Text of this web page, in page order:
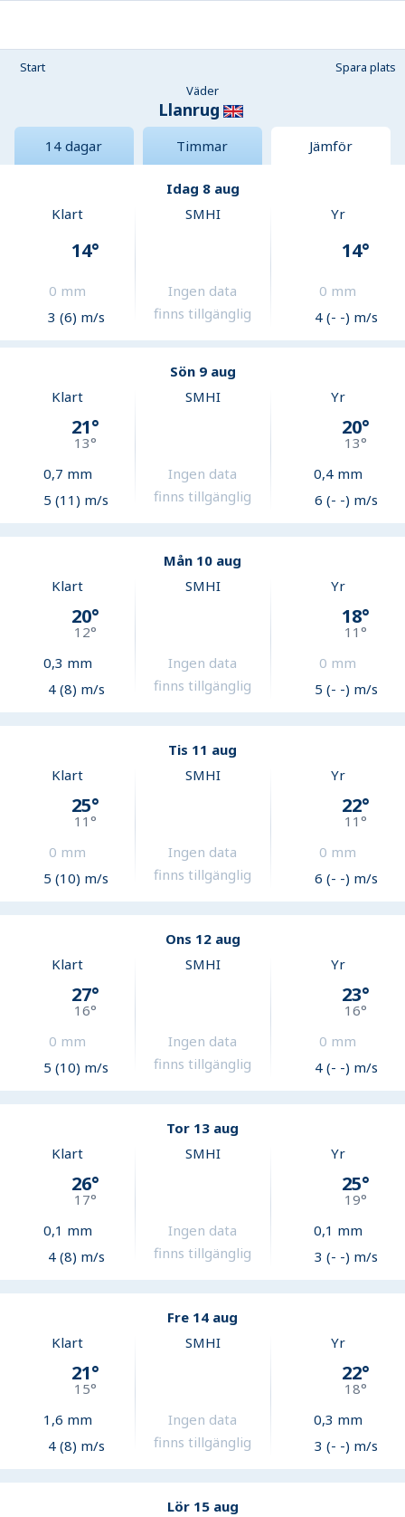
Start
Spara plats
Väder
Llanrug
14 dagar Timmar Jämför
Idag 8 aug
Klart
14°
0 mm
3 (6) m/s
SMHI
Ingen data
finns tillgänglig
Yr
14°
0 mm
4 (- -) m/s
Sön 9 aug
Klart
21°
13°
0,7 mm
5 (11) m/s
SMHI
Ingen data
finns tillgänglig
Yr
20°
13°
0,4mm
6 (- -) m/s
Mån 10 aug
Klart
20°
12°
0,3 mm
4 (8) m/s
SMHI
Ingen data
finns tillgänglig
Yr
18°
11°
0 mm
5 (- -) m/s
Tis 11 aug
Klart
25°
11°
0 mm
5 (10) m/s
SMHI
Ingen data
finns tillgänglig
Yr
22°
11°
0 mm
6 (- -) m/s
Ons 12 aug
Klart
27°
16°
0 mm
5 (10) m/s
SMHI
Ingen data
finns tillgänglig
Yr
23°
16°
0 mm
4 (- -) m/s
Tor 13 aug
Klart
26°
17°
0,1 mm
4 (8) m/s
SMHI
Ingen data
finns tillgänglig
Yr
25°
19°
0,1 mm
3 (- -) m/s
Fre 14 aug
Klart
21°
15°
1,6 mm
4 (8) m/s
SMHI
Ingen data
finns tillgänglig
Yr
22°
18°
0,3 mm
3 (- -) m/s
Lör 15 aug